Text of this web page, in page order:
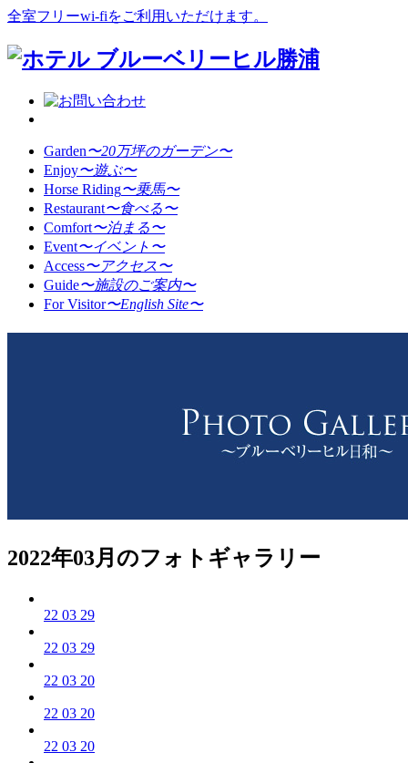
全室フリーwi-fiをご利用いただけます。
Garden〜20万坪のガーデン〜
Enjoy〜遊ぶ〜
Horse Riding〜乗馬〜
Restaurant〜食べる〜
Comfort〜泊まる〜
Event〜イベント〜
Access〜アクセス〜
Guide〜施設のご案内〜
For Visitor〜English Site〜
2022年03月のフォトギャラリー
22 03 29
22 03 29
22 03 20
22 03 20
22 03 20